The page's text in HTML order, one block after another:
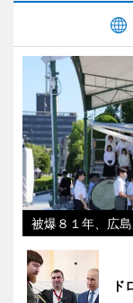
被爆８１年、広
ド